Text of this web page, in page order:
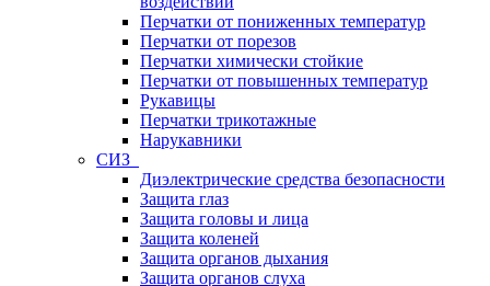
Перчатки от пониженных температур
Перчатки от порезов
Перчатки химически стойкие
Перчатки от повышенных температур
Рукавицы
Перчатки трикотажные
Нарукавники
СИЗ
Диэлектрические средства безопасности
Защита глаз
Защита головы и лица
Защита коленей
Защита органов дыхания
Защита органов слуха